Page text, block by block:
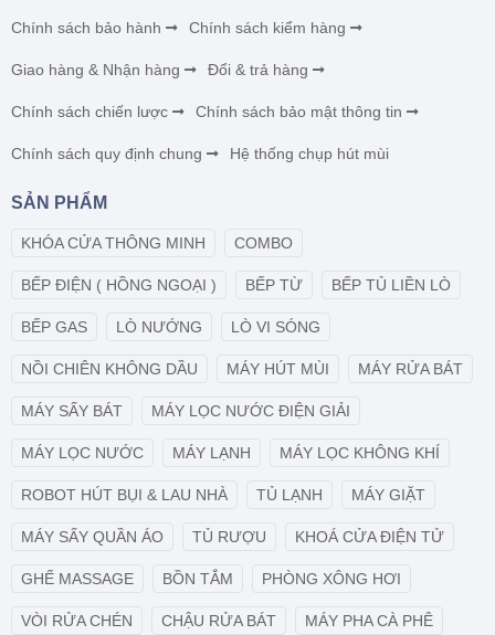
Chính sách bảo hành Chính sách kiểm hàng
Giao hàng & Nhận hàng Đổi & trả hàng
Chính sách chiến lược Chính sách bảo mật thông tin
Chính sách quy định chung Hệ thống chụp hút mùi
SẢN PHẨM
KHÓA CỬA THÔNG MINH COMBO
BẾP ĐIỆN ( HỒNG NGOẠI ) BẾP TỪ BẾP TỦ LIỀN LÒ
BẾP GAS LÒ NƯỚNG LÒ VI SÓNG
NỒI CHIÊN KHÔNG DẦU MÁY HÚT MÙI MÁY RỬA BÁT
MÁY SẤY BÁT MÁY LỌC NƯỚC ĐIỆN GIẢI
MÁY LỌC NƯỚC MÁY LẠNH MÁY LỌC KHÔNG KHÍ
ROBOT HÚT BỤI & LAU NHÀ TỦ LẠNH MÁY GIẶT
MÁY SẤY QUẦN ÁO TỦ RƯỢU KHOÁ CỬA ĐIỆN TỬ
GHẾ MASSAGE BỒN TẮM PHÒNG XÔNG HƠI
VÒI RỬA CHÉN CHẬU RỬA BÁT MÁY PHA CÀ PHÊ